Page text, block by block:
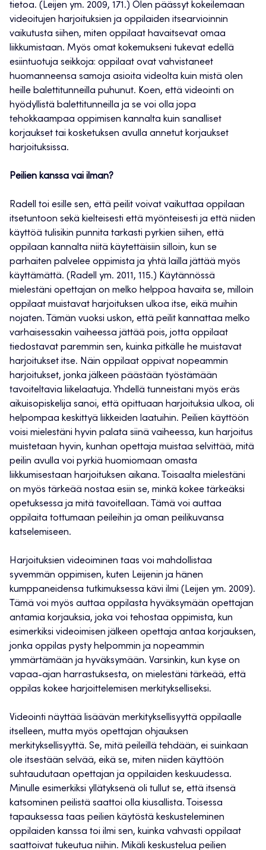
tietoa. (Leijen ym. 2009, 171.) Olen päässyt kokeilemaan
videoitujen harjoituksien ja oppilaiden itsearvioinnin
vaikutusta siihen, miten oppilaat havaitsevat omaa
liikkumistaan. Myös omat kokemukseni tukevat edellä
esiintuotuja seikkoja: oppilaat ovat vahvistaneet
huomanneensa samoja asioita videolta kuin mistä olen
heille balettitunneilla puhunut. Koen, että videointi on
hyödyllistä balettitunneilla ja se voi olla jopa
tehokkaampaa oppimisen kannalta kuin sanalliset
korjaukset tai kosketuksen avulla annetut korjaukset
harjoituksissa.
Peilien kanssa vai ilman?
Radell toi esille sen, että peilit voivat vaikuttaa oppilaan
itsetuntoon sekä kielteisesti että myönteisesti ja että niiden
käyttöä tulisikin punnita tarkasti pyrkien siihen, että
oppilaan kannalta niitä käytettäisiin silloin, kun se
parhaiten palvelee oppimista ja yhtä lailla jättää myös
käyttämättä. (Radell ym. 2011, 115.) Käytännössä
mielestäni opettajan on melko helppoa havaita se, milloin
oppilaat muistavat harjoituksen ulkoa itse, eikä muihin
nojaten. Tämän vuoksi uskon, että peilit kannattaa melko
varhaisessakin vaiheessa jättää pois, jotta oppilaat
tiedostavat paremmin sen, kuinka pitkälle he muistavat
harjoitukset itse. Näin oppilaat oppivat nopeammin
harjoitukset, jonka jälkeen päästään työstämään
tavoiteltavia liikelaatuja. Yhdellä tunneistani myös eräs
aikuisopiskelija sanoi, että opittuaan harjoituksia ulkoa, oli
helpompaa keskittyä liikkeiden laatuihin. Peilien käyttöön
voisi mielestäni hyvin palata siinä vaiheessa, kun harjoitus
muistetaan hyvin, kunhan opettaja muistaa selvittää, mitä
peilin avulla voi pyrkiä huomiomaan omasta
liikkumisestaan harjoituksen aikana. Toisaalta mielestäni
on myös tärkeää nostaa esiin se, minkä kokee tärkeäksi
opetuksessa ja mitä tavoitellaan. Tämä voi auttaa
oppilaita tottumaan peileihin ja oman peilikuvansa
katselemiseen.
Harjoituksien videoiminen taas voi mahdollistaa
syvemmän oppimisen, kuten Leijenin ja hänen
kumppaneidensa tutkimuksessa kävi ilmi (Leijen ym. 2009).
Tämä voi myös auttaa oppilasta hyväksymään opettajan
antamia korjauksia, joka voi tehostaa oppimista, kun
esimerkiksi videoimisen jälkeen opettaja antaa korjauksen,
jonka oppilas pysty helpommin ja nopeammin
ymmärtämään ja hyväksymään. Varsinkin, kun kyse on
vapaa-ajan harrastuksesta, on mielestäni tärkeää, että
oppilas kokee harjoittelemisen merkitykselliseksi.
Videointi näyttää lisäävän merkityksellisyyttä oppilaalle
itselleen, mutta myös opettajan ohjauksen
merkityksellisyyttä. Se, mitä peileillä tehdään, ei suinkaan
ole itsestään selvää, eikä se, miten niiden käyttöön
suhtaudutaan opettajan ja oppilaiden keskuudessa.
Minulle esimerkiksi yllätyksenä oli tullut se, että itsensä
katsominen peilistä saattoi olla kiusallista. Toisessa
tapauksessa taas peilien käytöstä keskusteleminen
oppilaiden kanssa toi ilmi sen, kuinka vahvasti oppilaat
saattoivat tukeutua niihin. Mikäli keskustelua peilien